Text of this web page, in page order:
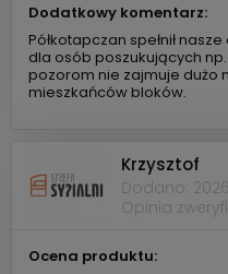
Dodatkowy komentarz:
Półkotapczan spełnił
dla osób poszukujących
pozorom nie zajmuje dużo
mieszkańców bloków.
Krzysztof
Dodano:
Opinia
Ocena produktu: